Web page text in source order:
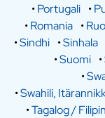
•Portugali •
•Romania •
•Sindhi •Sinhala
•Suomi •
•
•Swahili,
•Tagalog /